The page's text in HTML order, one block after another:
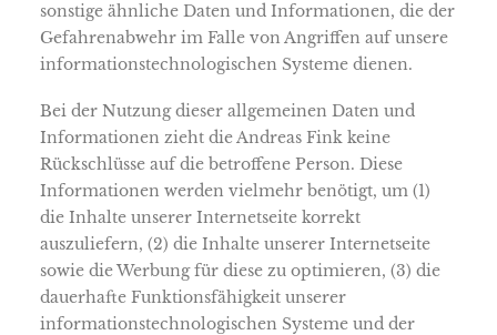
sonstige ähnliche Daten und Informationen, die der
Gefahrenabwehr im Falle von Angriffen auf unsere
informationstechnologischen Systeme dienen.
Bei der Nutzung dieser allgemeinen Daten und
Informationen zieht die Andreas Fink keine
Rückschlüsse auf die betroffene Person. Diese
Informationen werden vielmehr benötigt, um (1)
die Inhalte unserer Internetseite korrekt
auszuliefern, (2) die Inhalte unserer Internetseite
sowie die Werbung für diese zu optimieren, (3) die
dauerhafte Funktionsfähigkeit unserer
informationstechnologischen Systeme und der